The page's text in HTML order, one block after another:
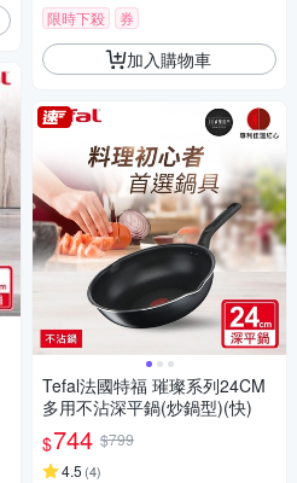
限時下殺 券
加入購物車
Tefal法國特福 璀璨系列24CM
多用不沾深平鍋(炒鍋型)(快)
$744 $799
4.5 (4)